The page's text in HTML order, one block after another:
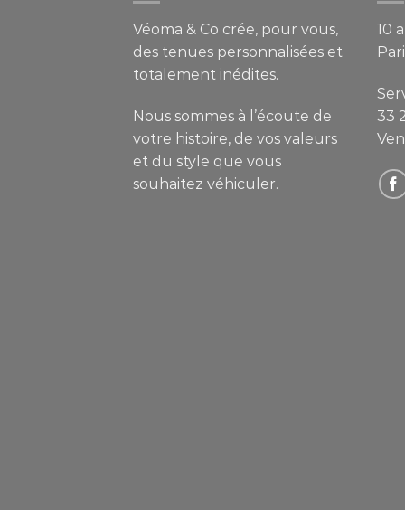
Véoma & Co crée, pour vous,
des tenues personnalisées et
totalement inédites.
Nous sommes à l’écoute de
votre histoire, de vos valeurs
et du style que vous
souhaitez véhiculer.
10
33